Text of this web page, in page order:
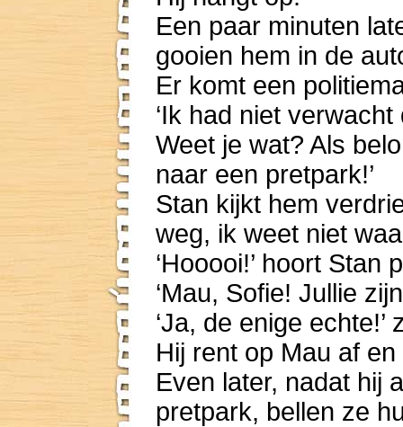
Een paar minuten
gooien hem in de
Er komt een
‘Ik had niet
Weet je wat? Als
naar een pretpark!’
Stan kijkt hem
weg, ik weet niet
‘Hooooi!’ hoort Stan
‘Mau, Sofie! Jullie
‘Ja, de enige echte!’
Hij rent op Mau af
Even later, nadat hij
pretpark, bellen ze